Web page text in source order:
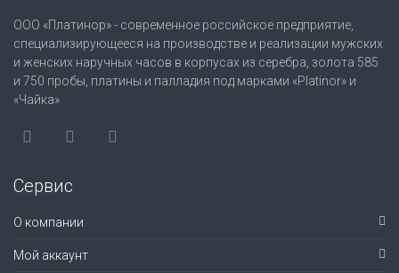
ООО «Платинор» - современное российское предприятие,
специализирующееся на производстве и реализации мужских
и женских наручных часов в корпусах из серебра, золота 585
и 750 пробы, платины и палладия под марками «Platinor» и
«Чайка»
Сервис
О компании
Мой аккаунт